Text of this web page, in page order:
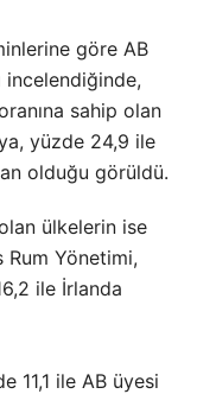
göre AB
incelendiğinde,
sahip olan
yüzde 24,9 ile
olduğu görüldü.
ülkelerin ise
Rum Yönetimi,
ile İrlanda
11,1 ile AB üyesi